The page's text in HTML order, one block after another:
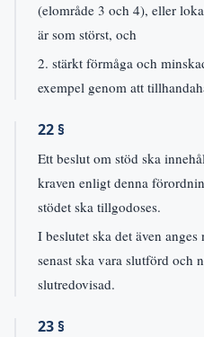
(elområde 3 och 4), eller
är som störst, och
2. stärkt förmåga och
exempel genom att
22 §
Ett beslut om stöd ska
kraven enligt denna
stödet ska tillgodoses.
I beslutet ska det även
senast ska vara slutförd och
slutredovisad.
23 §